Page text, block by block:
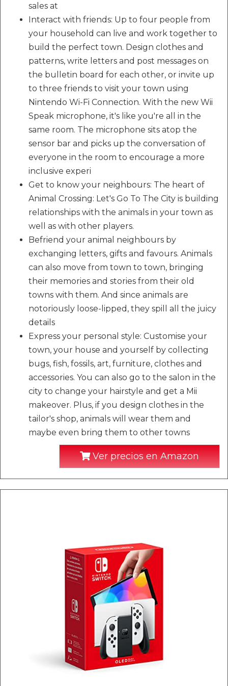
sales at
Interact with friends: Up to four people from
your household can live and work together to
build the perfect town. Design clothes and
patterns, write letters and post messages on
the bulletin board for each other, or invite up
to three friends to visit your town using
Nintendo Wi-Fi Connection. With the new Wii
Speak microphone, it's like you're all in the
same room. The microphone sits atop the
sensor bar and picks up the conversation of
everyone in the room to encourage a more
inclusive experi
Get to know your neighbours: The heart of
Animal Crossing: Let's Go To The City is building
relationships with the animals in your town as
well as with other players.
Befriend your animal neighbours by
exchanging letters, gifts and favours. Animals
can also move from town to town, bringing
their memories and stories from their old
towns with them. And since animals are
notoriously loose-lipped, they spill all the juicy
details
Express your personal style: Customise your
town, your house and yourself by collecting
bugs, fish, fossils, art, furniture, clothes and
accessories. You can also go to the salon in the
city to change your hairstyle and get a Mii
makeover. Plus, if you design clothes in the
tailor's shop, animals will wear them and
maybe even bring them to other towns
Ver precios en Amazon